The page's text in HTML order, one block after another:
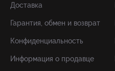
Доставка
Гарантия, обмен и возврат
Конфиденциальность
Информация о продавце